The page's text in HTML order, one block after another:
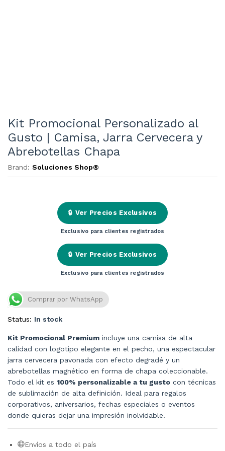
Kit Promocional Personalizado al
Gusto | Camisa, Jarra Cervecera y
Abrebotellas Chapa
Brand: Soluciones Shop®
🔒 Ver Precios Exclusivos
Exclusivo para clientes registrados
🔒 Ver Precios Exclusivos
Exclusivo para clientes registrados
Comprar por WhatsApp
Status: In stock
Kit Promocional Premium incluye una camisa de alta
calidad con logotipo elegante en el pecho, una espectacular
jarra cervecera pavonada con efecto degradé y un
abrebotellas magnético en forma de chapa coleccionable.
Todo el kit es 100% personalizable a tu gusto con técnicas
de sublimación de alta definición. Ideal para regalos
corporativos, aniversarios, fechas especiales o eventos
donde quieras dejar una impresión inolvidable.
Envíos a todo el país